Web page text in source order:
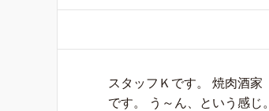
スタッフＫです。 焼肉酒
です。 う～ん、という感じ